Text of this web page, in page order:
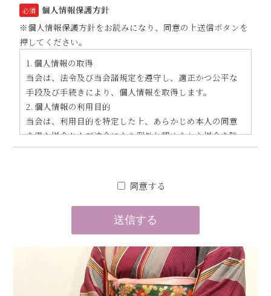
必須
個人情報保護方針
※個人情報保護方針をお読みになり、同意の上送信ボタンを
押してください。
1. 個人情報の取得
当会は、法令及び当会諸規定を遵守し、適正かつ公平な
手段及び手続きにより、個人情報を取得します。
2. 個人情報の利用目的
当会は、利用目的を特定した上、あらかじめ本人の同意
を得た場合および法令により例外と認められた場合を除
き、業務の遂行上必要な限りにおいて個人情報を利用し
1） 当会は、個人情報をその利用目的の範囲内において、
正確かつ最新の内容に保ち、かつ安全に管理します。
2） 当会は、個人情報の漏えい、紛失および改ざんなどを
防止する為、不正アクセス、コンピューターウィルスな
どに対する情報セキュリティ対策を講じます。
4. 個人情報の第三者提供
当会は、法令に定める場合を除き、事前に本人の同意を
同意する